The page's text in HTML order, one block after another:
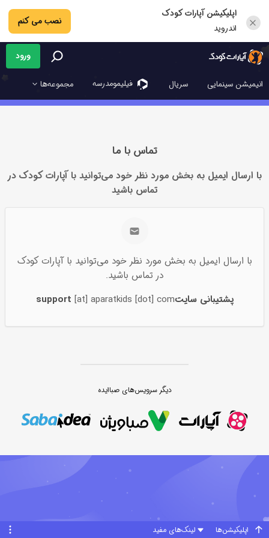
اپلیکیشن آپارات کودک
اندروید
نصب می کنم
انیمیشن سینمایی سریال فیلیمو‌مدرسه مجموعه‌ها
ورود
تماس با ما
با ارسال ایمیل به بخش مورد نظر خود می‌توانید با آپارات کودک در
تماس باشید
با ارسال ایمیل به بخش مورد نظر خود می‌توانید با آپارات کودک
در تماس باشید.
پشتیبانی سایت
support [at] aparatkids [dot] com
دیگر سرویس‌هایصباایده
اپلیکیشن‌ها لینک‌های مفید